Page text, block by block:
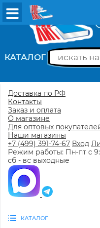
КАТАЛОГ
Доставка по РФ
Контакты
Заказ и оплата
О магазине
Для оптовых
Наши магазины
+7 (499) 391-74-67 Вход
Режим работы: Пн-пт с
сб - вс выходные
КАТАЛОГ